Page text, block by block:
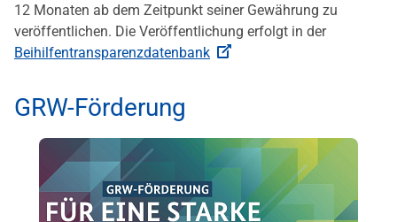
12 Monaten ab dem Zeitpunkt seiner Gewährung zu
veröffentlichen. Die Veröffentlichung erfolgt in der
Beihilfentransparenzdatenbank
GRW-Förderung